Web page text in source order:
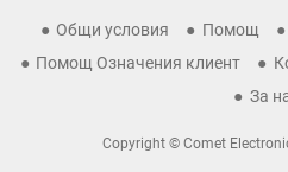
Общи условия Помощ
Помощ Означения клиент
За
Copyright © Comet